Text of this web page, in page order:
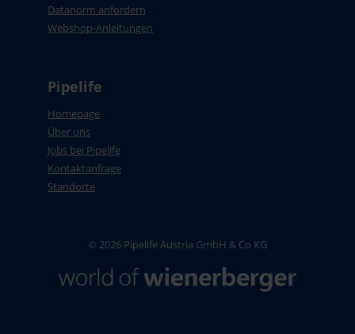
Datanorm anfordern
Webshop-Anleitungen
Pipelife
Homepage
Über uns
Jobs bei Pipelife
Kontaktanfrage
Standorte
© 2026 Pipelife Austria GmbH & Co KG